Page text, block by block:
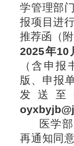
学管理部
报项目进
推荐函（
2025年10
（含申报
版、申报
发送
医学部
再通知同